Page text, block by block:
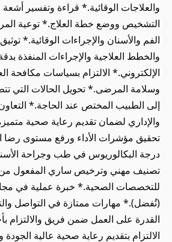
والعلاجات الوقائية.* قراءة وتفسير
التشخيص ووضع خطة العلاج.* توعية
الفم والأسنان والإجراءات الوقائية.*
والخطط العلاجية والإجراءات المنفذة
الإلكتروني.* الالتزام بسياسات مكافحة
وسلامة المرضى.* تحويل الحالات التي
إلى الطبيب المختص عند الحاجة.*
والإداري لضمان تقديم رعاية صحية
تحقيق مؤشرات الأداء ورفع مستوى
درجة البكالوريوس في طب وجراحة
تصنيف مهني وترخيص ساري المفعول من
للتخصصات الصحية.* خبرة عملية في
(تُفضل).* مهارات ممتازة في التواصل
القدرة على العمل ضمن فريق والالتزام
الالتزام بتقديم رعاية صحية عالية